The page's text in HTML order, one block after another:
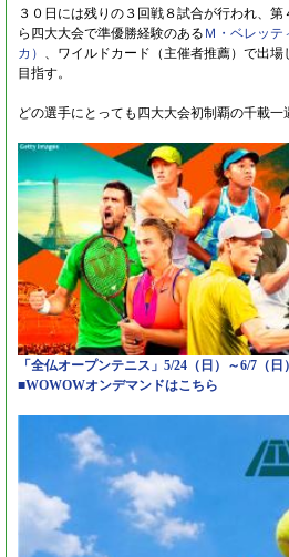
３０日には残りの３回戦８試合が行われ、第
ら四大大会で準優勝経験のある Ｍ・ベレッテ
カ） 、ワイルドカード（主催者推薦）で出
目指す。
どの選手にとっても四大大会初制覇の千載
「全仏オープンテニス」5/24（日）～6/7（
■WOWOWオンデマンドはこちら